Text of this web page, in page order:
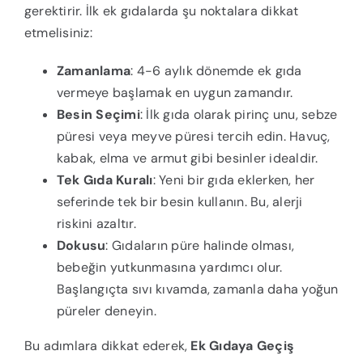
gerektirir. İlk ek gıdalarda şu noktalara dikkat
etmelisiniz:
Zamanlama: 4-6 aylık dönemde ek gıda
vermeye başlamak en uygun zamandır.
Besin Seçimi: İlk gıda olarak pirinç unu, sebze
püresi veya meyve püresi tercih edin. Havuç,
kabak, elma ve armut gibi besinler idealdir.
Tek Gıda Kuralı: Yeni bir gıda eklerken, her
seferinde tek bir besin kullanın. Bu, alerji
riskini azaltır.
Dokusu: Gıdaların püre halinde olması,
bebeğin yutkunmasına yardımcı olur.
Başlangıçta sıvı kıvamda, zamanla daha yoğun
püreler deneyin.
Bu adımlara dikkat ederek, Ek Gıdaya Geçiş